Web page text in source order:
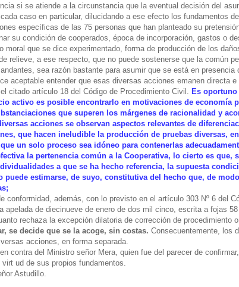
si se atiende a la circunstancia que la eventual decisión del
caso en particular, dilucidando a ese efecto los fundamentos
específicas de las 75 personas que han planteado su
su condición de cooperados, época de incorporación, gastos o
moral que se dice experimentado, forma de producción de los
relieve, a ese respecto, que no puede sostenerse que la común
sea razón bastante para asumir que se está en presencia
aceptable entender que esas diversas acciones emanen directa
citado artículo 18 del Código de Procedimiento Civil. Es oportuno
activo es posible encontrarlo en motivaciones de economía
que superen los márgenes de racionalidad y
acciones se observan aspectos relevantes de
que hacen ineludible la producción de pruebas diversas,
un solo proceso sea idóneo para contenerlas
la pertenencia común a la Cooperativa, lo cierto es que,
a que se ha hecho referencia, la supuesta
puede estimarse, de suyo, constitutiva del hecho que, de
conformidad, además, con lo previsto en el artículo 303 Nº 6 del
apelada de diecinueve de enero de dos mil cinco, escrita a fojas
rechaza la excepción dilatoria de corrección de procedimiento
se decide que se la acoge, sin costas. Consecuentemente, los
acciones, en forma separada.
contra del Ministro señor Mera, quien fue del parecer de
ud de sus propios fundamentos.
Astudillo.